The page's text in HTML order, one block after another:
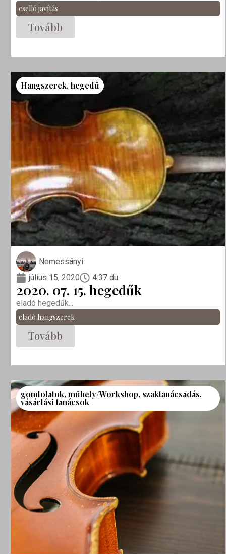
cselló javítás
Tovább
Hangszerek,hegedű
Nemessányi
július 15, 2020
4:37 du.
2020. 07. 15. hegedűk
eladó hegedűk...
eladó hangszerek
Tovább
gondolatok,műhely/Workshop, szaktanácsadás,
vásárlási tanácsok